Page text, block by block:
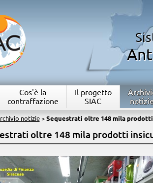
Cos'è la
contraffazione
Il progetto
SIAC
notizie> Sequestrati oltre 148 mila
oltre 148 mila prodotti